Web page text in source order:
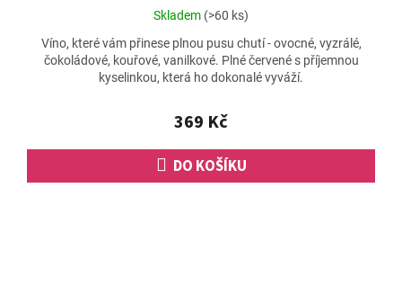
Průměrné
produktu
je
5,0
5
hvězdiček.
Skladem (>60 ks)
369 Kč
DO KOŠÍKU
Víno, které vám přinese plnou pusu chutí - ovocné, vyzrálé,
čokoládové, kouřové, vanilkové. Plné červené s příjemnou
kyselinkou, která ho dokonalé vyváží.